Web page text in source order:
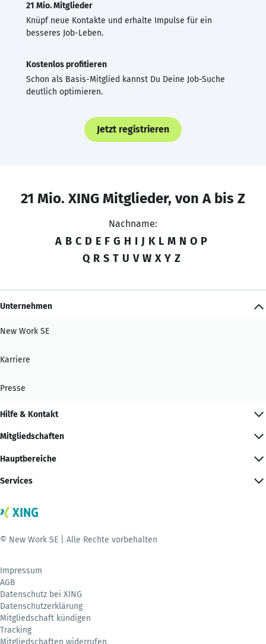
21 Mio. Mitglieder
Knüpf neue Kontakte und erhalte Impulse für ein
besseres Job-Leben.
Kostenlos profitieren
Schon als Basis-Mitglied kannst Du Deine Job-Suche
deutlich optimieren.
Jetzt registrieren
21 Mio. XING Mitglieder, von A bis Z
Nachname:
A B C D E F G H I J K L M N O P
Q R S T U V W X Y Z
Unternehmen
New Work SE
Karriere
Presse
Hilfe & Kontakt
Mitgliedschaften
Hauptbereiche
Services
© New Work SE | Alle Rechte vorbehalten
Impressum
AGB
Datenschutz bei XING
Datenschutzerklärung
Mitgliedschaft kündigen
Tracking
Mitgliedschaften widerrufen